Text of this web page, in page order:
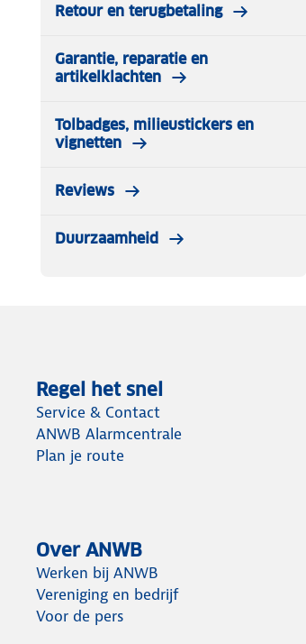
Retour en terugbetaling
Garantie, reparatie en
artikelklachten
Tolbadges, milieustickers en
vignetten
Reviews
Duurzaamheid
Regel het snel
Service & Contact
ANWB Alarmcentrale
Plan je route
Over ANWB
Werken bij ANWB
Vereniging en bedrijf
Voor de pers